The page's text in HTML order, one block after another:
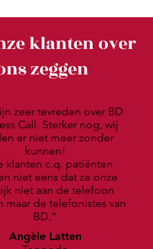
klanten over
zeggen
zeer tevreden over BD
Call. Sterker nog, wij
er niet meer zonder
kunnen!
klanten c.q. patiënten
niet eens dat ze onze
niet aan de telefoon
maar de telefonistes van
BD."
Angèle Latten